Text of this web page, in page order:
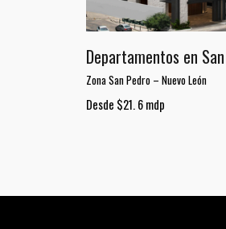
Departamentos en
Zona San Pedro – Nuevo León
Desde $21. 6 mdp